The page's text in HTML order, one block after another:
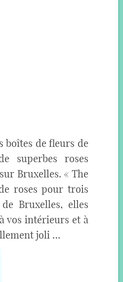
boîtes de fleurs de
superbes roses
Bruxelles. « The
roses pour trois
Bruxelles, elles
vos intérieurs et à
joli …